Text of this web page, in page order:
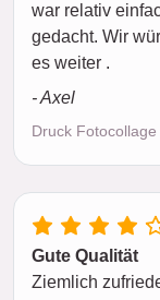
war relativ
gedacht. Wir
es weiter .
- Axel
Druck
Gute Qualität
Ziemlich